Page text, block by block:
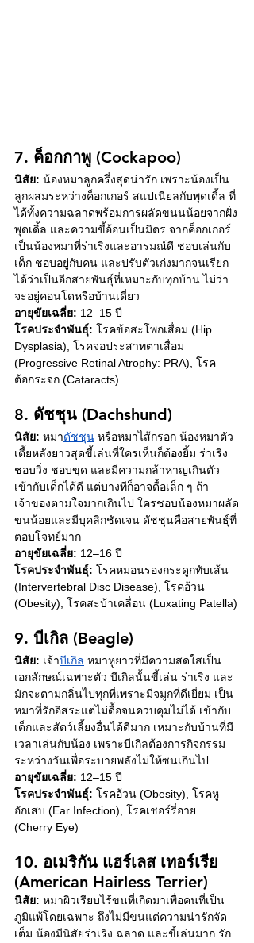
7. ค็อกกาพู (Cockapoo)
นิสัย: น้องหมาลูกครึ่งสุดน่ารัก เพราะน้องเป็น
ลูกผสมระหว่างค็อกเกอร์ สแปเนียลกับพุดเดิ้ล ที่
ได้ทั้งความฉลาดพร้อมการผลัดขนนน้อยจากฝั่ง
พุดเดิ้ล และความขี้อ้อนเป็นมิตร จากค็อกเกอร์
เป็นน้องหมาที่ร่าเริงและอารมณ์ดี ชอบเล่นกับ
เด็ก ชอบอยู่กับคน และปรับตัวเก่งมากจนเรียก
ได้ว่าเป็นอีกสายพันธุ์ที่เหมาะกับทุกบ้าน ไม่ว่า
จะอยู่คอนโดหรือบ้านเดี่ยว
อายุขัยเฉลี่ย: 12–15 ปี
โรคประจำพันธุ์: โรคข้อสะโพกเสื่อม (Hip
Dysplasia), โรคจอประสาทตาเสื่อม
(Progressive Retinal Atrophy: PRA), โรค
ต้อกระจก (Cataracts)
8. ดัชชุน (Dachshund)
นิสัย: หมาดัชชุน หรือหมาไส้กรอก น้องหมาตัว
เตี้ยหลังยาวสุดขี้เล่นที่ใครเห็นก็ต้องยิ้ม ร่าเริง
ชอบวิ่ง ชอบขุด และมีความกล้าหาญเกินตัว
เข้ากับเด็กได้ดี แต่บางทีก็อาจดื้อเล็ก ๆ ถ้า
เจ้าของตามใจมากเกินไป ใครชอบน้องหมาผลัด
ขนน้อยและมีบุคลิกชัดเจน ดัชชุนคือสายพันธุ์ที่
ตอบโจทย์มาก
อายุขัยเฉลี่ย: 12–16 ปี
โรคประจำพันธุ์: โรคหมอนรองกระดูกทับเส้น
(Intervertebral Disc Disease), โรคอ้วน
(Obesity), โรคสะบ้าเคลื่อน (Luxating Patella)
9. บีเกิล (Beagle)
นิสัย: เจ้าบีเกิล หมาหูยาวที่มีความสดใสเป็น
เอกลักษณ์เฉพาะตัว บีเกิลนั้นขี้เล่น ร่าเริง และ
มักจะตามกลิ่นไปทุกที่เพราะมีจมูกที่ดีเยี่ยม เป็น
หมาที่รักอิสระแต่ไม่ดื้อจนควบคุมไม่ได้ เข้ากับ
เด็กและสัตว์เลี้ยงอื่นได้ดีมาก เหมาะกับบ้านที่มี
เวลาเล่นกับน้อง เพราะบีเกิลต้องการกิจกรรม
ระหว่างวันเพื่อระบายพลังไม่ให้ซนเกินไป
อายุขัยเฉลี่ย: 12–15 ปี
โรคประจำพันธุ์: โรคอ้วน (Obesity), โรคหู
อักเสบ (Ear Infection), โรคเชอร์รี่อาย
(Cherry Eye)
10. อเมริกัน แฮร์เลส เทอร์เรีย
(American Hairless Terrier)
นิสัย: หมาผิวเรียบไร้ขนที่เกิดมาเพื่อคนที่เป็น
ภูมิแพ้โดยเฉพาะ ถึงไม่มีขนแต่ความน่ารักจัด
เต็ม น้องมีนิสัยร่าเริง ฉลาด และขี้เล่นมาก รัก